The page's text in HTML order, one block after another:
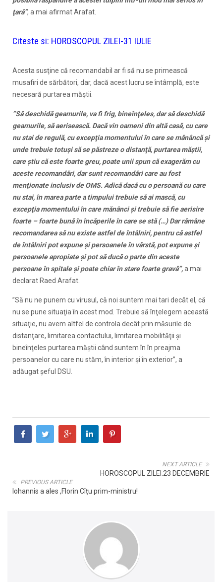
ţară”, a mai afirmat Arafat.
Citeste si: HOROSCOPUL ZILEI-31 IULIE
Acesta susţine că recomandabil ar fi să nu se primească
musafiri de sărbători, dar, dacă acest lucru se întâmplă, este
necesară purtarea măştii.
”Să deschidă geamurile, va fi frig, bineînţeles, dar să deschidă
geamurile, să aerisească. Dacă vin oameni din altă casă, cu care
nu stai de regulă, cu excepţia momentului în care se mănâncă şi
unde trebuie totuşi să se păstreze o distanţă, purtarea măştii,
care ştiu că este foarte greu, poate unii spun că exagerăm cu
aceste recomandări, dar sunt recomandări care au fost
menţionate inclusiv de OMS. Adică dacă cu o persoană cu care
nu stai, în marea parte a timpului trebuie să ai mască, cu
excepţia momentului în care mănânci şi trebuie să fie aerisire
foarte – foarte bună în încăperile în care se stă (…) Dar rămâne
recomandarea să nu existe astfel de întâlniri, pentru că astfel
de întâlniri pot expune şi persoanele în vârstă, pot expune şi
persoanele apropiate şi pot să ducă o parte din aceste
persoane în spitale şi poate chiar în stare foarte gravă”,a mai
declarat Raed Arafat.
”Să nu ne punem cu virusul, că noi suntem mai tari decât el, că
nu se pune situaţia în acest mod. Trebuie să înţelegem această
situaţie, nu avem altfel de controla decât prin măsurile de
distanţare, limitarea contactului, limitarea mobilităţii şi
bineînţeles purtarea măştii când suntem în în preajma
persoanelor cu care nu stăm, în interior şi în exterior”, a
adăugat şeful DSU.
NEXT ARTICLE
HOROSCOPUL ZILEI:23 DECEMBRIE
PREVIOUS ARTICLE
Iohannis a ales ,Florin Cîțu prim-ministru!